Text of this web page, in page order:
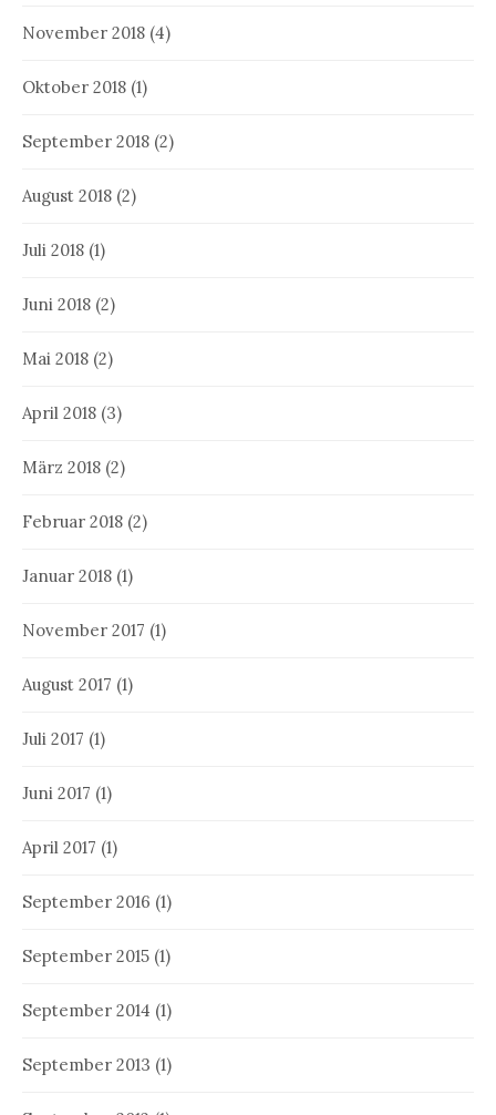
November 2018 (4)
Oktober 2018 (1)
September 2018 (2)
August 2018 (2)
Juli 2018 (1)
Juni 2018 (2)
Mai 2018 (2)
April 2018 (3)
März 2018 (2)
Februar 2018 (2)
Januar 2018 (1)
November 2017 (1)
August 2017 (1)
Juli 2017 (1)
Juni 2017 (1)
April 2017 (1)
September 2016 (1)
September 2015 (1)
September 2014 (1)
September 2013 (1)